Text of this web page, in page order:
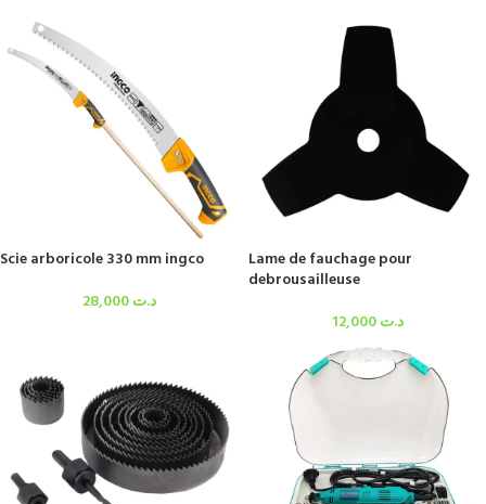
Scie arboricole 330 mm ingco
د.ت28,000
Lame de fauchage pour
debrousailleuse
د.ت12,000